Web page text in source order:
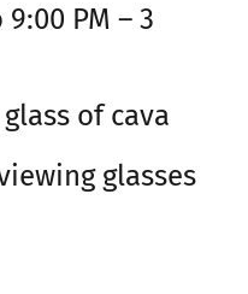
PM – 3
of cava
glasses